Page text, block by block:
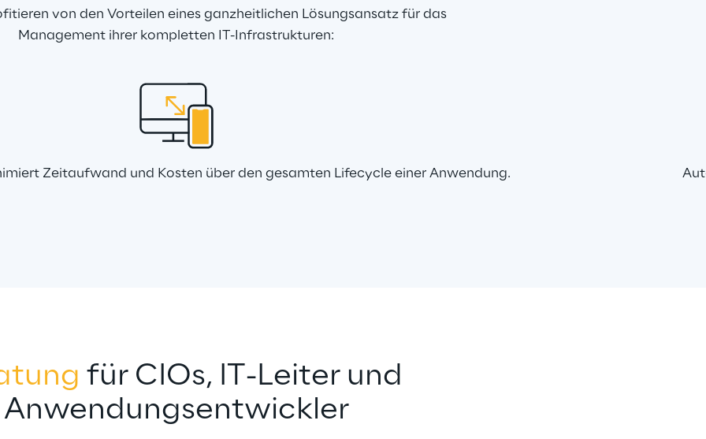
von den Vorteilen eines ganzheitlichen Lösungsansatz für das
Management ihrer kompletten IT-Infrastrukturen:
Zeitaufwand und Kosten über den gesamten Lifecycle einer Anwendung.
für CIOs, IT-Leiter und
Anwendungsentwickler